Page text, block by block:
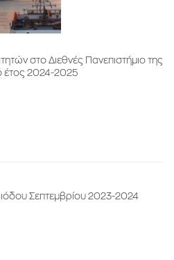
στο Διεθνές Πανεπιστήμιο της
έτος 2024-2025
Σεπτεμβρίου 2023-2024